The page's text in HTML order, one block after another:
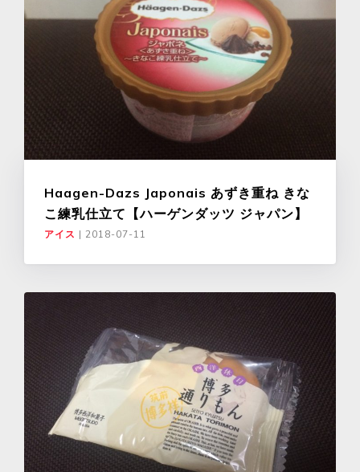
Haagen-Dazs Japonais あずき重ね きな
こ練乳仕立て【ハーゲンダッツ ジャパン】
アイス | 2018-07-11